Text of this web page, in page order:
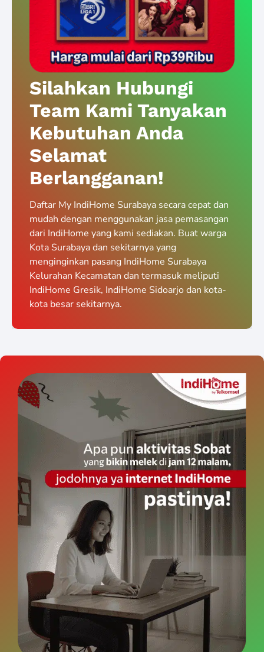
Silahkan Hubungi
Team Kami Tanyakan
Kebutuhan Anda
Selamat
Berlangganan!
Daftar My IndiHome Surabaya secara cepat dan
mudah dengan menggunakan jasa pemasangan
dari IndiHome yang kami sediakan. Buat warga
Kota Surabaya dan sekitarnya yang
menginginkan pasang IndiHome Surabaya
Kelurahan Kecamatan dan termasuk meliputi
IndiHome Gresik, IndiHome Sidoarjo dan kota-
kota besar sekitarnya.